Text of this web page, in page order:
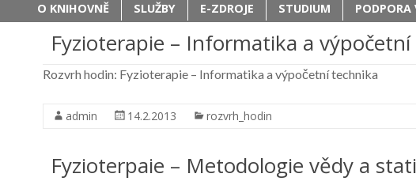
O KNIHOVNĚ SLUŽBY E-ZDROJE STUDIUM PODPORA
Fyzioterapie – Informatika a
Rozvrh hodin: Fyzioterapie – Informatika a výpočetní technika
admin 14.2.2013 rozvrh_hodin
Fyzioterpaie – Metodologie vědy a